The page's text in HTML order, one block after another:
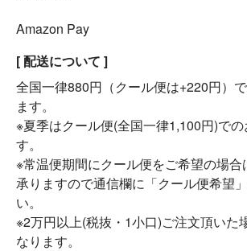
Amazon Pay
[ 配送について ]
全国一律880円（クール便は+220円）
ます。
※夏季はクール便(全国一律1,100円)での
す。
※常温便期間にクール便をご希望の場合
承りますので通信欄に「クール便希望
い。
※2万円以上(税抜・1小口)ご注文頂いた
なります。